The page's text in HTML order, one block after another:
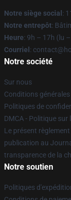
Notre siège social :
Notre entrepôt:
Heure: 9h – 17h (lu
Courriel :
Notre société
Sur nous
Conditions générales
Politiques de
DMCA - Politique
Le présent
publication au
transparence de la
Notre soutien
Politiques